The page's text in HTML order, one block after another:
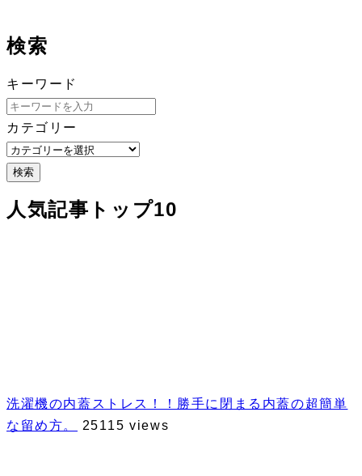
検索
キーワード
カテゴリー
検索
人気記事トップ10
洗濯機の内蓋ストレス！！勝手に閉まる内蓋の超簡単
な留め方。
25115 views